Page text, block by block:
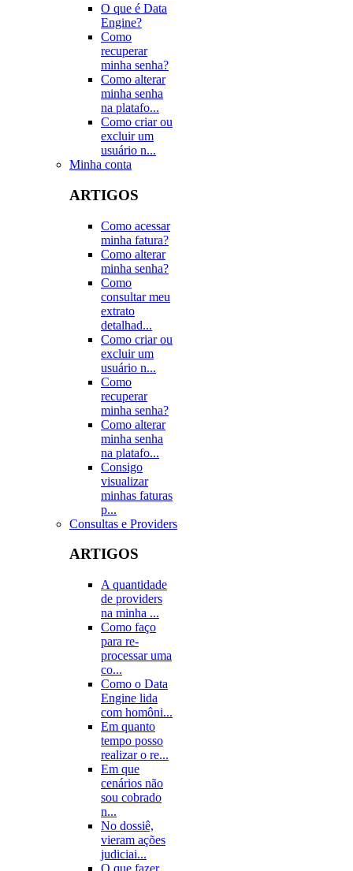
O que é Data
Engine?
Como
recuperar
minha senha?
Como alterar
minha senha
na platafo...
Como criar ou
excluir um
usuário n...
Minha conta
ARTIGOS
Como acessar
minha fatura?
Como alterar
minha senha?
Como
consultar meu
extrato
detalhad...
Como criar ou
excluir um
usuário n...
Como
recuperar
minha senha?
Como alterar
minha senha
na platafo...
Consigo
visualizar
minhas faturas
p...
Consultas e Providers
ARTIGOS
A quantidade
de providers
na minha ...
Como faço
para re-
processar uma
co...
Como o Data
Engine lida
com homôni...
Em quanto
tempo posso
realizar o re...
Em que
cenários não
sou cobrado
n...
No dossiê,
vieram ações
judiciai...